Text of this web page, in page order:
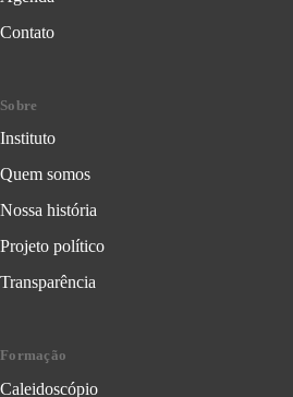
Contato
Sobre
Instituto
Quem somos
Nossa história
Projeto político
Transparência
Formação
Caleidoscópio